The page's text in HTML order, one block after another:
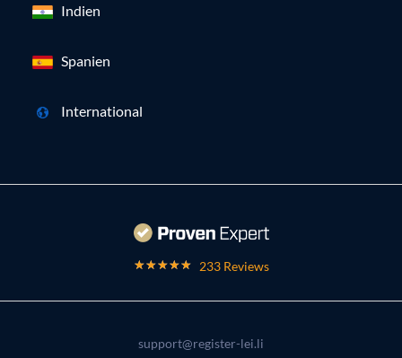
Indien
Spanien
International
233 Reviews
support@register-lei.li